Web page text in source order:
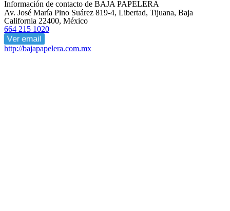
Información de contacto de BAJA PAPELERA
Av. José María Pino Suárez 819-4, Libertad, Tijuana, Baja
California 22400, México
664 215 1020
Ver email
http://bajapapelera.com.mx